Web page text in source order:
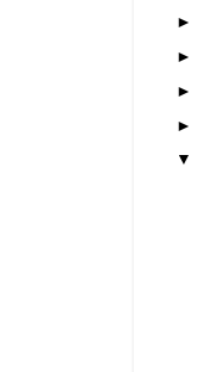
►
►
►
►
▼